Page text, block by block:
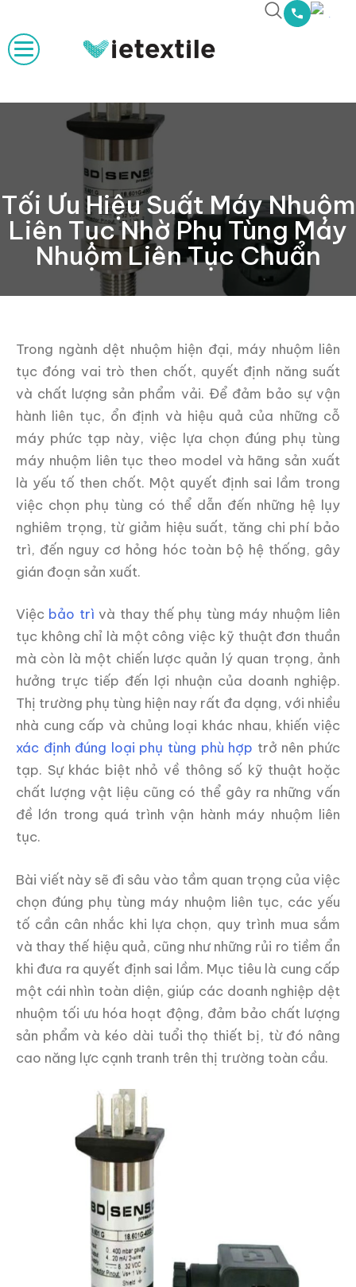
Tối Ưu Hiệu Suất Máy Nhuộm
Liên Tục Nhờ Phụ Tùng Máy
Nhuộm Liên Tục Chuẩn
Trong ngành dệt nhuộm hiện đại, máy nhuộm liên
tục đóng vai trò then chốt, quyết định năng suất
và chất lượng sản phẩm vải. Để đảm bảo sự vận
hành liên tục, ổn định và hiệu quả của những cỗ
máy phức tạp này, việc lựa chọn đúng phụ tùng
máy nhuộm liên tục theo model và hãng sản xuất
là yếu tố then chốt. Một quyết định sai lầm trong
việc chọn phụ tùng có thể dẫn đến những hệ lụy
nghiêm trọng, từ giảm hiệu suất, tăng chi phí bảo
trì, đến nguy cơ hỏng hóc toàn bộ hệ thống, gây
gián đoạn sản xuất.
Việc bảo trì và thay thế phụ tùng máy nhuộm liên
tục không chỉ là một công việc kỹ thuật đơn thuần
mà còn là một chiến lược quản lý quan trọng, ảnh
hưởng trực tiếp đến lợi nhuận của doanh nghiệp.
Thị trường phụ tùng hiện nay rất đa dạng, với nhiều
nhà cung cấp và chủng loại khác nhau, khiến việc
xác định đúng loại phụ tùng phù hợp trở nên phức
tạp. Sự khác biệt nhỏ về thông số kỹ thuật hoặc
chất lượng vật liệu cũng có thể gây ra những vấn
đề lớn trong quá trình vận hành máy nhuộm liên
tục.
Bài viết này sẽ đi sâu vào tầm quan trọng của việc
chọn đúng phụ tùng máy nhuộm liên tục, các yếu
tố cần cân nhắc khi lựa chọn, quy trình mua sắm
và thay thế hiệu quả, cũng như những rủi ro tiềm ẩn
khi đưa ra quyết định sai lầm. Mục tiêu là cung cấp
một cái nhìn toàn diện, giúp các doanh nghiệp dệt
nhuộm tối ưu hóa hoạt động, đảm bảo chất lượng
sản phẩm và kéo dài tuổi thọ thiết bị, từ đó nâng
cao năng lực cạnh tranh trên thị trường toàn cầu.